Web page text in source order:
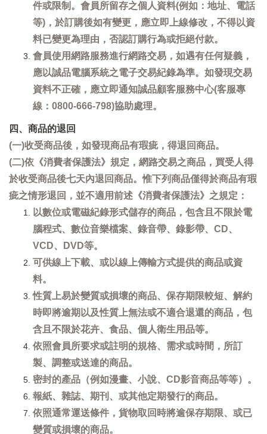
件或限制。會員所留存之個人資料(例如：地址、電話
等)，於訂購後如有變更，應立即上線修改，不得以資
料已變更為理由，否認訂購行為或拒絕付款。
會員使用網路服務進行網路交易，如遇有任何疑義，
應以誠品電腦系統之電子交易紀錄為準。如發現交易
資料不正確，應立即通知誠品顧客服務中心(客服專
線：0800-666-798)協助處理。
四、商品的退回
(一)收受商品後，如發現商品有瑕疵，得退回商品。
(二)依《消費者保護法》規定，網路交易之商品，買受人得
於收受商品後七天內退回商品。惟下列商品僅得於商品有瑕
疵之情形退回，並不適用前述《消費者保護法》之規定：
以數位或電磁紀錄形式儲存的商品，包含且不限於電
腦程式、數位音樂檔案、錄音帶、錄影帶、CD、
VCD、DVD等。
可供線上下載、或以線上傳輸方式提供的商品或資
料。
性質上易於變質或損壞的商品、保存期限較短、解約
時即將逾期以及性質上無法或不適合退還的商品，包
含且不限於花卉、食品、個人衛生用品等。
依照會員所要求或註明的規格、需求或時間，所訂
製、調整或送達的商品。
密封的產品（例如漫畫、小說、CD影音商品等等）。
報紙、雜誌、期刊、或其他定期發行的商品。
依照通常運送條件，貨物取回時將逾保存期限、或已
變質或損壞的商品。